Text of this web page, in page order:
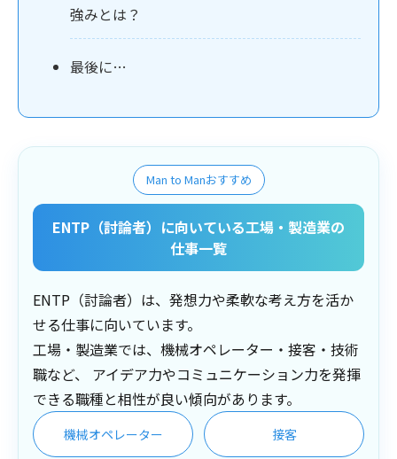
強みとは？
最後に…
Man to Manおすすめ
ENTP（討論者）に向いている工場・製造業の
仕事一覧
ENTP（討論者）は、発想力や柔軟な考え方を活か
せる仕事に向いています。
工場・製造業では、機械オペレーター・接客・技術
職など、 アイデア力やコミュニケーション力を発揮
できる職種と相性が良い傾向があります。
機械オペレーター 接客